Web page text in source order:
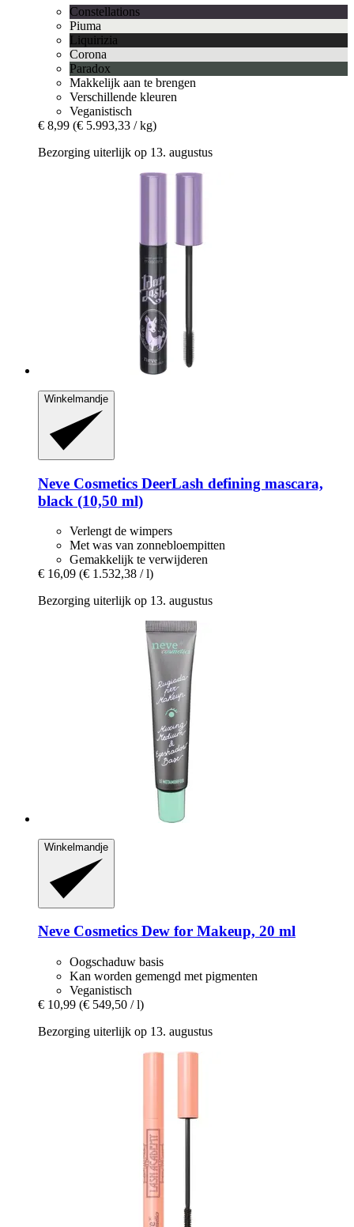
Constellations
Piuma
Liquirizia
Corona
Paradox
Makkelijk aan te brengen
Verschillende kleuren
Veganistisch
€ 8,99 (€ 5.993,33 / kg)
Bezorging uiterlijk op 13. augustus
Winkelmandje
Neve Cosmetics DeerLash defining mascara,
black (10,50 ml)
Verlengt de wimpers
Met was van zonnebloempitten
Gemakkelijk te verwijderen
€ 16,09 (€ 1.532,38 / l)
Bezorging uiterlijk op 13. augustus
Winkelmandje
Neve Cosmetics Dew for Makeup, 20 ml
Oogschaduw basis
Kan worden gemengd met pigmenten
Veganistisch
€ 10,99 (€ 549,50 / l)
Bezorging uiterlijk op 13. augustus